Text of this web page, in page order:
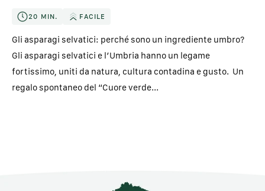
20 MIN. FACILE
Gli asparagi selvatici: perché sono un ingrediente umbro?
Gli asparagi selvatici e l’Umbria hanno un legame
fortissimo, uniti da natura, cultura contadina e gusto. Un
regalo spontaneo del “Cuore verde...